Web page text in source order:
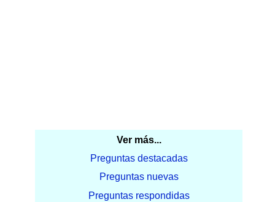
Ver más...
Preguntas destacadas
Preguntas nuevas
Preguntas respondidas